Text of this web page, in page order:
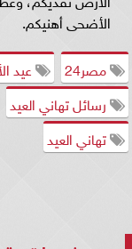
الأضحى أهنيكم.
مصر24
عيد
رسائل تهاني العيد
تهاني العيد